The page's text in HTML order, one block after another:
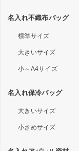
名入れ不織布バッグ
標準サイズ
大きいサイズ
小～A4サイズ
名入れ保冷バッグ
大きいサイズ
小さめサイズ